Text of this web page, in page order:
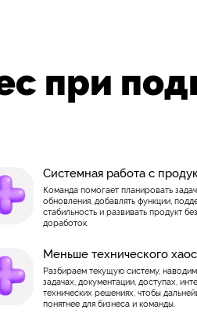
при
Системная работа с
Команда помогает планировать
обновления, добавлять функции,
стабильность и развивать продукт
доработок.
Меньше технического
Разбираем текущую систему,
задачах, документации, доступах,
технических решениях, чтобы
понятнее для бизнеса и команды.